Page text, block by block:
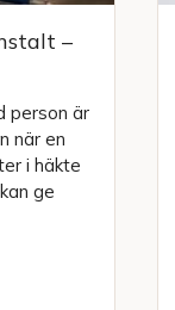
–
person är
när en
i häkte
ge